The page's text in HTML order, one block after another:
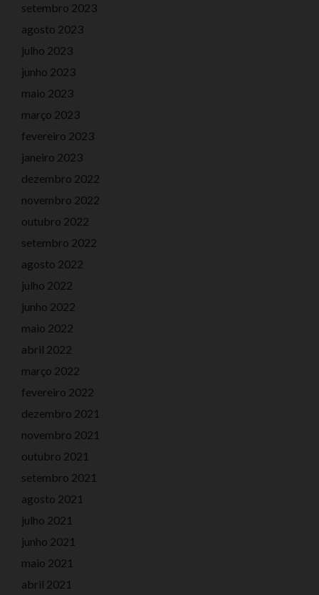
setembro 2023
agosto 2023
julho 2023
junho 2023
maio 2023
março 2023
fevereiro 2023
janeiro 2023
dezembro 2022
novembro 2022
outubro 2022
setembro 2022
agosto 2022
julho 2022
junho 2022
maio 2022
abril 2022
março 2022
fevereiro 2022
dezembro 2021
novembro 2021
outubro 2021
setembro 2021
agosto 2021
julho 2021
junho 2021
maio 2021
abril 2021